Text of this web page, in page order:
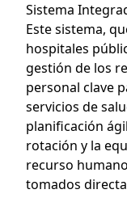
Sistema
Este sistema,
hospitales
gestión de los
personal clave
servicios de
planificación
rotación y la
recurso
tomados